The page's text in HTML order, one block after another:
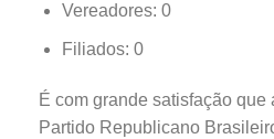
Vereadores: 0
Filiados: 0
É com grande satisfação que
Partido Republicano